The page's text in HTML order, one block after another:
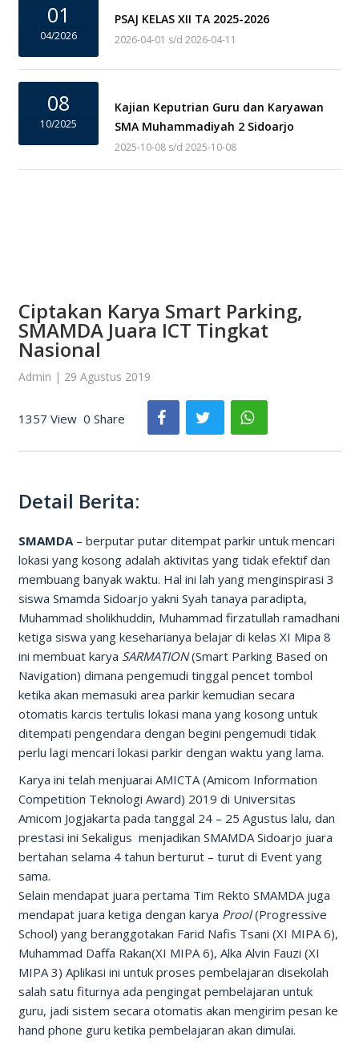
01
04/2026
PSAJ KELAS XII TA 2025-2026
2026-04-01 s/d 2026-04-11
08
10/2025
Kajian Keputrian Guru dan Karyawan
SMA Muhammadiyah 2 Sidoarjo
2025-10-08 s/d 2025-10-08
Ciptakan Karya Smart Parking,
SMAMDA Juara ICT Tingkat
Nasional
Admin | 29 Agustus 2019
1357 View 0 Share
Detail Berita:
SMAMDA– berputar putar ditempat parkir untuk mencari
lokasi yang kosong adalah aktivitas yang tidak efektif dan
membuang banyak waktu. Hal ini lah yang menginspirasi 3
siswa Smamda Sidoarjo yakni Syah tanaya paradipta,
Muhammad sholikhuddin, Muhammad firzatullah ramadhani
ketiga siswa yang keseharianya belajar di kelas XI Mipa 8
ini membuat karya SARMATION(Smart Parking Based on
Navigation) dimana pengemudi tinggal pencet tombol
ketika akan memasuki area parkir kemudian secara
otomatis karcis tertulis lokasi mana yang kosong untuk
ditempati pengendara dengan begini pengemudi tidak
perlu lagi mencari lokasi parkir dengan waktu yang lama.
Karya ini telah menjuarai AMICTA (Amicom Information
Competition Teknologi Award) 2019 di Universitas
Amicom Jogjakarta pada tanggal 24 – 25 Agustus lalu, dan
prestasi ini Sekaligus menjadikan SMAMDA Sidoarjo juara
bertahan selama 4 tahun berturut – turut di Event yang
sama.
Selain mendapat juara pertama Tim Rekto SMAMDA juga
mendapat juara ketiga dengan karya Prool(Progressive
School) yang beranggotakan Farid Nafis Tsani (XI MIPA 6),
Muhammad Daffa Rakan(XI MIPA 6), Alka Alvin Fauzi (XI
MIPA 3) Aplikasi ini untuk proses pembelajaran disekolah
salah satu fiturnya ada pengingat pembelajaran untuk
guru, jadi sistem secara otomatis akan mengirim pesan ke
hand phone guru ketika pembelajaran akan dimulai.